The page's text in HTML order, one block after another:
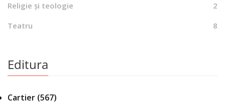
Religie și teologie
2
Teatru
8
Editura
Cartier (567)